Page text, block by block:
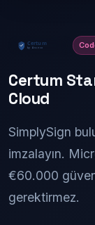
Certum
Cloud
SimplySign
imzalayın.
€60.000
gerektirmez.